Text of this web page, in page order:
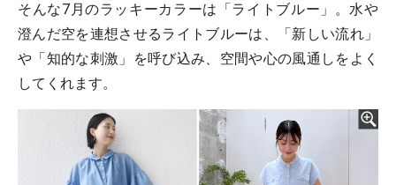
そんな7月のラッキーカラーは「ライトブルー」。水や
澄んだ空を連想させるライトブルーは、「新しい流れ」
や「知的な刺激」を呼び込み、空間や心の風通しをよく
してくれます。